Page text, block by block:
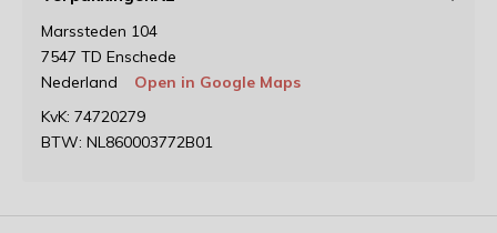
Marssteden 104
7547 TD Enschede
Nederland
Open in Google Maps
KvK: 74720279
BTW: NL860003772B01